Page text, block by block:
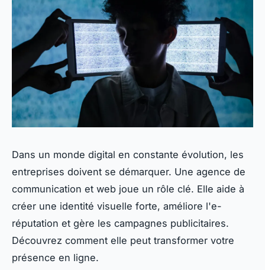
Dans un monde digital en constante évolution, les
entreprises doivent se démarquer. Une agence de
communication et web joue un rôle clé. Elle aide à
créer une identité visuelle forte, améliore l'e-
réputation et gère les campagnes publicitaires.
Découvrez comment elle peut transformer votre
présence en ligne.